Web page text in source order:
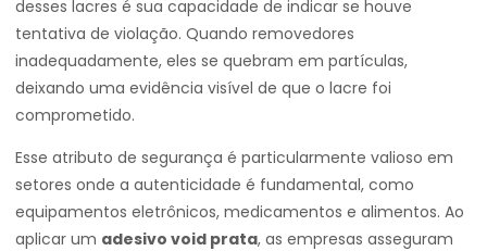
desses lacres é sua capacidade de indicar se houve
tentativa de violação. Quando removedores
inadequadamente, eles se quebram em partículas,
deixando uma evidência visível de que o lacre foi
comprometido.
Esse atributo de segurança é particularmente valioso em
setores onde a autenticidade é fundamental, como
equipamentos eletrônicos, medicamentos e alimentos. Ao
aplicar um adesivo void prata, as empresas asseguram